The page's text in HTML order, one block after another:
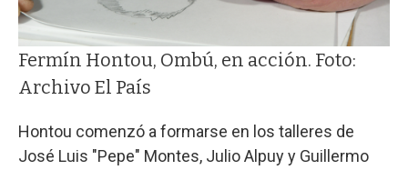
Fermín Hontou, Ombú, en acción. Foto:
Archivo El País
Hontou comenzó a formarse en los talleres de
José Luis "Pepe" Montes, Julio Alpuy y Guillermo